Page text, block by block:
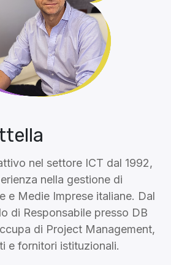
nel settore ICT dal 1992,
nella gestione di
e Medie Imprese italiane. Dal
di Responsabile presso DB
di Project Management,
e fornitori istituzionali.